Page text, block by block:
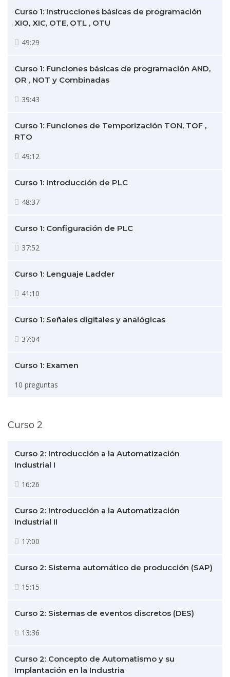
Curso 1: Instrucciones básicas de programación
XIO, XIC, OTE, OTL , OTU
49:29
Curso 1: Funciones básicas de programación AND,
OR , NOT y Combinadas
39:43
Curso 1: Funciones de Temporización TON, TOF ,
RTO
49:12
Curso 1: Introducción de PLC
48:37
Curso 1: Configuración de PLC
37:52
Curso 1: Lenguaje Ladder
41:10
Curso 1: Señales digitales y analógicas
37:04
Curso 1: Examen
10 preguntas
Curso 2
Curso 2: Introducción a la Automatización
Industrial I
16:26
Curso 2: Introducción a la Automatización
Industrial II
17:00
Curso 2: Sistema automático de producción (SAP)
15:15
Curso 2: Sistemas de eventos discretos (DES)
13:36
Curso 2: Concepto de Automatismo y su
Implantación en la Industria